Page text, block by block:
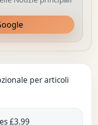
per articoli
£3.99